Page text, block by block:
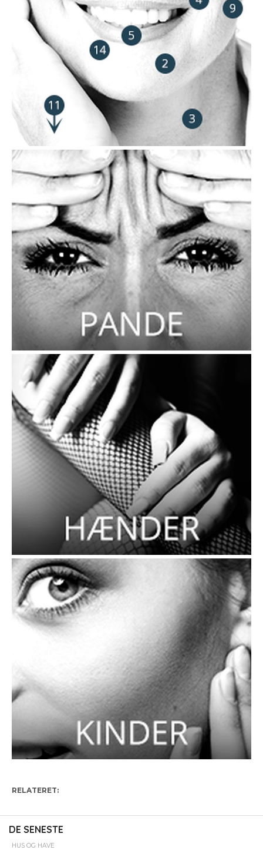
RELATERET:
DE SENESTE
HUS OG HAVE